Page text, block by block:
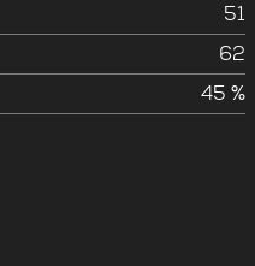
51
62
45 %